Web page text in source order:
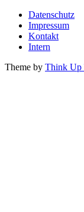
Datenschutz
Impressum
Kontakt
Intern
Theme by Think Up